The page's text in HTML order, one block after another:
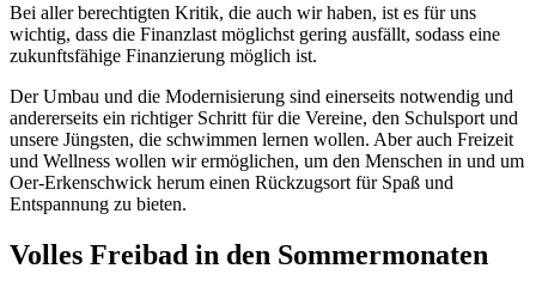
Bei aller berechtigten Kritik, die auch wir haben, ist es für uns
wichtig, dass die Finanzlast möglichst gering ausfällt, sodass eine
zukunftsfähige Finanzierung möglich ist.
Der Umbau und die Modernisierung sind einerseits notwendig und
andererseits ein richtiger Schritt für die Vereine, den Schulsport und
unsere Jüngsten, die schwimmen lernen wollen. Aber auch Freizeit
und Wellness wollen wir ermöglichen, um den Menschen in und um
Oer-Erkenschwick herum einen Rückzugsort für Spaß und
Entspannung zu bieten.
Volles Freibad in den Sommermonaten